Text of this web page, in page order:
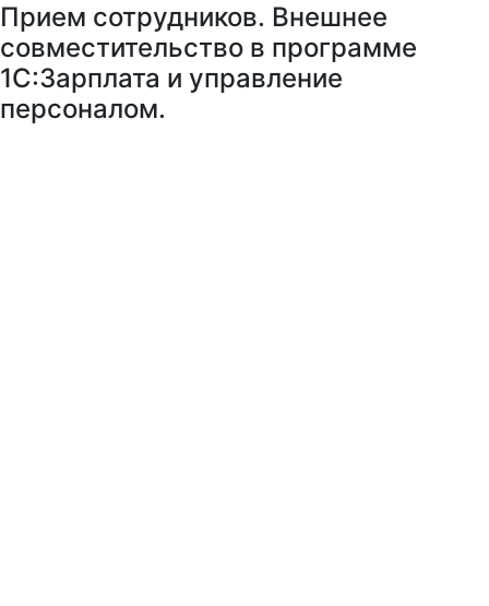
Прием сотрудников. Внешнее
совместительство в программе
1С:Зарплата и управление
персоналом.